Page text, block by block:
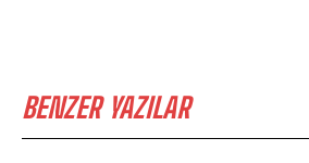
BENZER YAZILAR